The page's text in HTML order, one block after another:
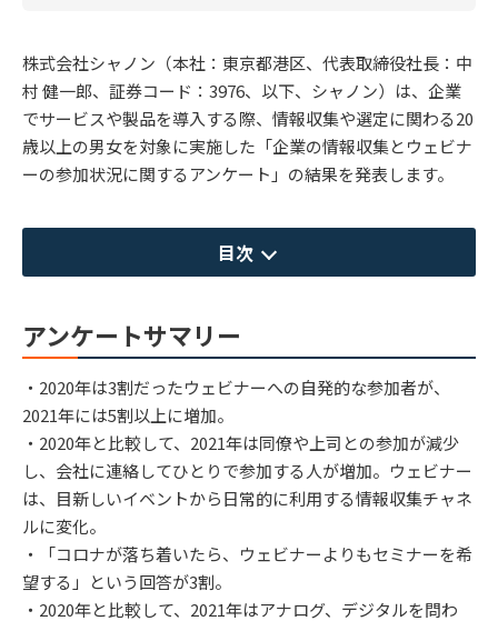
株式会社シャノン（本社：東京都港区、代表取締役社長：中
村 健一郎、証券コード：3976、以下、シャノン）は、企業
でサービスや製品を導入する際、情報収集や選定に関わる20
歳以上の男女を対象に実施した「企業の情報収集とウェビナ
ーの参加状況に関するアンケート」の結果を発表します。
目次
アンケートサマリー
・2020年は3割だったウェビナーへの自発的な参加者が、
2021年には5割以上に増加。
・2020年と比較して、2021年は同僚や上司との参加が減少
し、会社に連絡してひとりで参加する人が増加。ウェビナー
は、目新しいイベントから日常的に利用する情報収集チャネ
ルに変化。
・「コロナが落ち着いたら、ウェビナーよりもセミナーを希
望する」という回答が3割。
・2020年と比較して、2021年はアナログ、デジタルを問わ